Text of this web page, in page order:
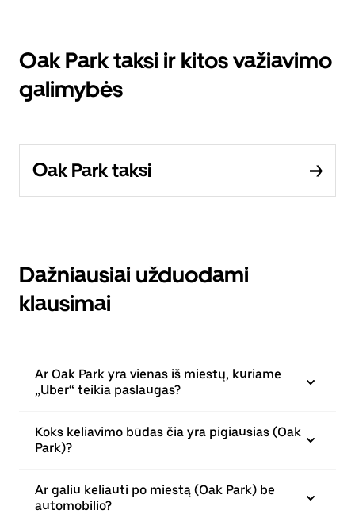
Oak Park taksi ir kitos važiavimo
galimybės
Oak Park taksi
Dažniausiai užduodami
klausimai
Ar Oak Park yra vienas iš miestų, kuriame
„Uber“ teikia paslaugas?
Koks keliavimo būdas čia yra pigiausias (Oak
Park)?
Ar galiu keliauti po miestą (Oak Park) be
automobilio?